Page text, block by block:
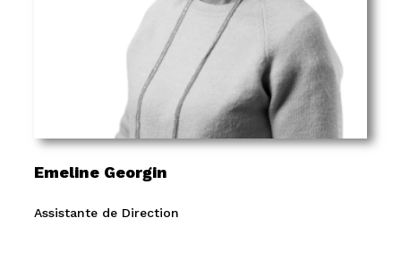
Emeline Georgin
Assistante de Direction